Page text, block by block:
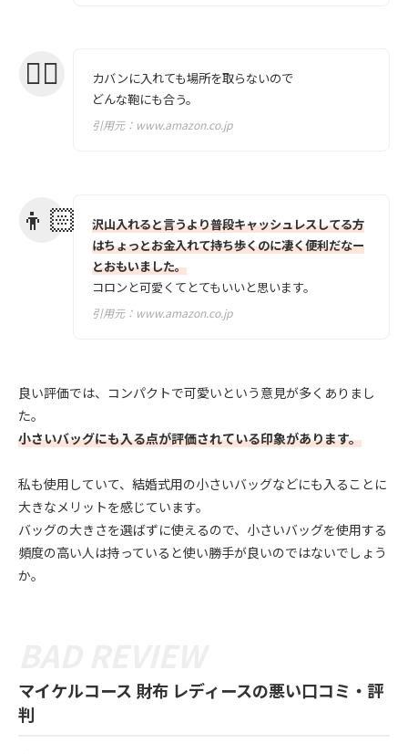
カバンに入れても場所を取らないので
どんな鞄にも合う。
引用元： www.amazon.co.jp
沢山入れると言うより普段キャッシュレスしてる方
はちょっとお金入れて持ち歩くのに凄く便利だなー
とおもいました。
コロンと可愛くてとてもいいと思います。
引用元： www.amazon.co.jp
良い評価では、コンパクトで可愛いという意見が多くありまし
た。
小さいバッグにも入る点が評価されている印象があります。
私も使用していて、結婚式用の小さいバッグなどにも入ることに
大きなメリットを感じています。
バッグの大きさを選ばずに使えるので、小さいバッグを使用する
頻度の高い人は持っていると使い勝手が良いのではないでしょう
か。
マイケルコース 財布 レディースの悪い口コミ・評
判